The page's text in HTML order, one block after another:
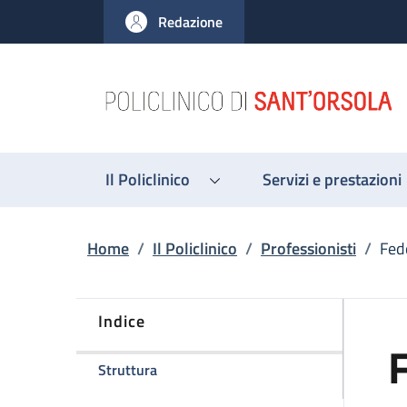
al contenuto principale
to footer content
Redazione
Il Policlinico Servizi e prestazioni
Briciole di pane
Home / Il Policlinico / Professionisti /
Indice
Strutturadella pagina Federica Giorgi